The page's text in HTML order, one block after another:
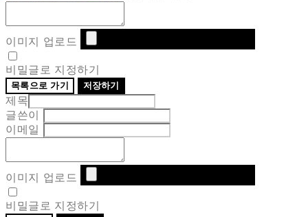
이미지 업로드
비밀글로 지정하기
목록으로 가기 저장하기
제목
글쓴이
이메일
이미지 업로드
비밀글로 지정하기